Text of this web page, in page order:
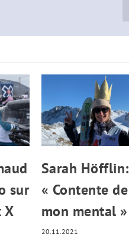
sur
X
Sarah Höfflin:
« Contente de
mon mental »
20.11.2021